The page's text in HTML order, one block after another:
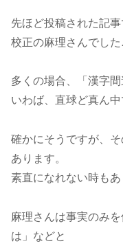
先ほど投稿された記
校正の麻理さんでした
多くの場合、「漢字
いわば、直球ど真ん中
確かにそうですが、
あります。
素直になれない時もあ
麻理さんは事実のみ
は」などと